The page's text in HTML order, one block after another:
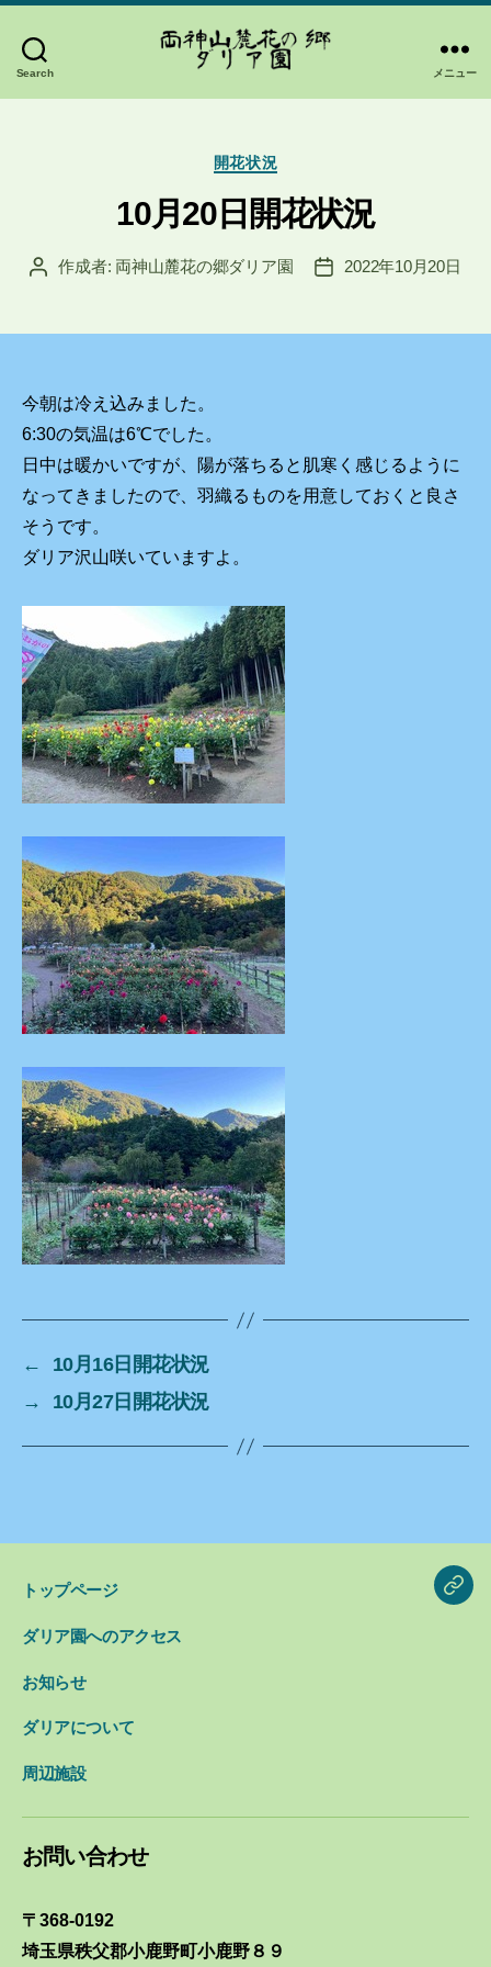
Search
麓
の
ダ
メニュー
カ
テ
ゴ
リ
開花状況
10月20日開花状況
投
作成者: 両神山麓花の郷ダリア園
投
2022年10月20日
今朝は冷え込みました。
6:30の気温は6℃でした。
日中は暖かいですが、陽が落ちると肌寒く感じるように
なってきましたので、羽織るものを用意しておくと良さ
そうです。
ダリア沢山咲いていますよ。
←
10月16日開花状況
→
10月27日開花状況
トップページ
ダリア園へのアクセス
お知らせ
ダリアについて
周辺施設
blog
お問い合わせ
〒368-0192
埼玉県秩父郡小鹿野町小鹿野８９